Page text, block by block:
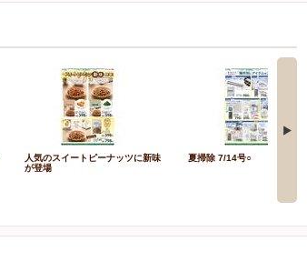
人気のスイートピーナッツに新味
が登場
夏掃除 7/14号○